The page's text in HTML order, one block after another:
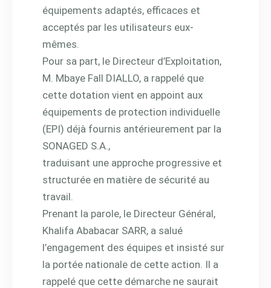
équipements adaptés, efficaces et
acceptés par les utilisateurs eux-
mêmes.
Pour sa part, le Directeur d’Exploitation,
M. Mbaye Fall DIALLO, a rappelé que
cette dotation vient en appoint aux
équipements de protection individuelle
(EPI) déjà fournis antérieurement par la
SONAGED S.A.,
traduisant une approche progressive et
structurée en matière de sécurité au
travail.
Prenant la parole, le Directeur Général,
Khalifa Ababacar SARR, a salué
l’engagement des équipes et insisté sur
la portée nationale de cette action. Il a
rappelé que cette démarche ne saurait